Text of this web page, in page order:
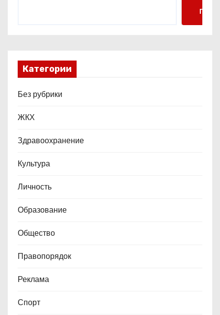
Поиск
Категории
Без рубрики
ЖКХ
Здравоохранение
Культура
Личность
Образование
Общество
Правопорядок
Реклама
Спорт